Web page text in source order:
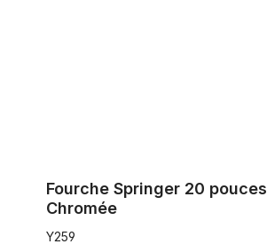
Fourche Springer 20
Chromée
Y259